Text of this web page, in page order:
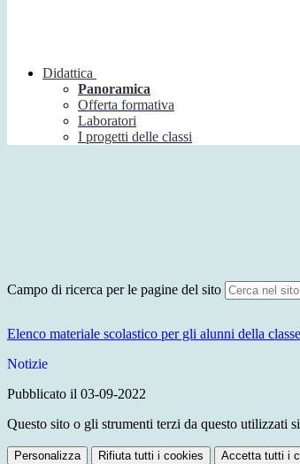
Didattica
Panoramica
Offerta formativa
Laboratori
I progetti delle classi
Campo di ricerca per le pagine del sito
Elenco materiale scolastico per gli alunni della
Notizie
Pubblicato il 03-09-2022
Questo sito o gli strumenti terzi da questo utilizzati
Personalizza Rifiuta tutti i cookies Accetta tutti i